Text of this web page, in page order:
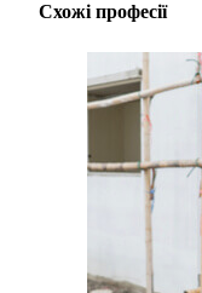
Схожі професії